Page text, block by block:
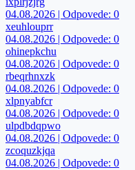
04.08.2026 | Odpovede: 0
xeuhlouprr
04.08.2026 | Odpovede: 0
ohinepkchu
04.08.2026 | Odpovede: 0
rbeqrhnxzk
04.08.2026 | Odpovede: 0
xlpnyabfcr
04.08.2026 | Odpovede: 0
ulpdbdqpwo
04.08.2026 | Odpovede: 0
zcoquzkjqa
04.08.2026 | Odpovede: 0